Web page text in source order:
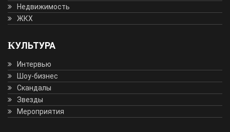
Недвижимость
ЖКХ
КУЛЬТУРА
Интервью
Шоу-бизнес
Скандалы
Звезды
Мероприятия